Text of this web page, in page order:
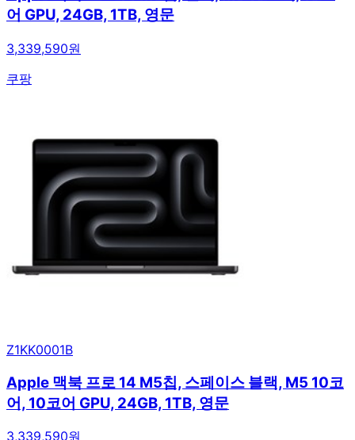
어 GPU, 24GB, 1TB, 영문
3,339,590원
쿠팡
Z1KK0001B
Apple 맥북 프로 14 M5칩, 스페이스 블랙, M5 10코
어, 10코어 GPU, 24GB, 1TB, 영문
3,339,590원